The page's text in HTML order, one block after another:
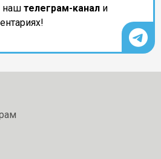
наш телеграм-канал и